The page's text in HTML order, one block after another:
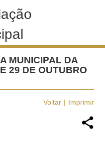
MUNICIPAL DA
29 DE OUTUBRO
Voltar Imprimir